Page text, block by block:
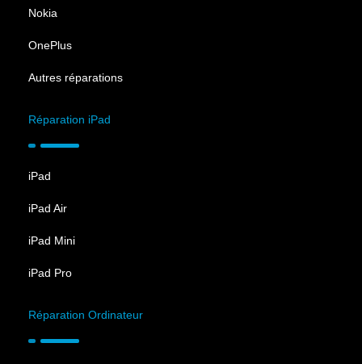
Nokia
OnePlus
Autres réparations
Réparation iPad
iPad
iPad Air
iPad Mini
iPad Pro
Réparation Ordinateur